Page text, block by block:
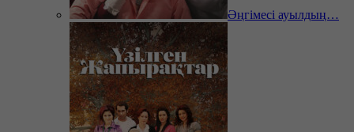
Әңгімесі ауылдың…